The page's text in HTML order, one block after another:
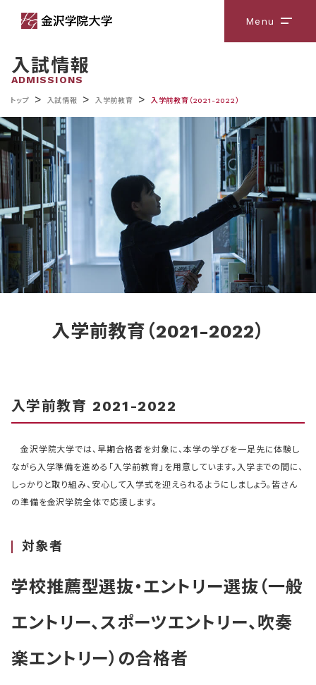
Menu メニ
入試情報
ADMISSIONS
トップ > 入試情報 > 入学前教育 > 入学前教育（2021-2022）
入学前教育（2021-2022）
入学前教育 2021-2022
金沢学院大学では、早期合格者を対象に、本学の学びを一足先に体験し
ながら入学準備を進める「入学前教育」を用意しています。入学までの間に、
しっかりと取り組み、安心して入学式を迎えられるようにしましょう。皆さん
の準備を金沢学院全体で応援します。
対象者
学校推薦型選抜・エントリー選抜（一般
エントリー、スポーツエントリー、吹奏
楽エントリー）の合格者